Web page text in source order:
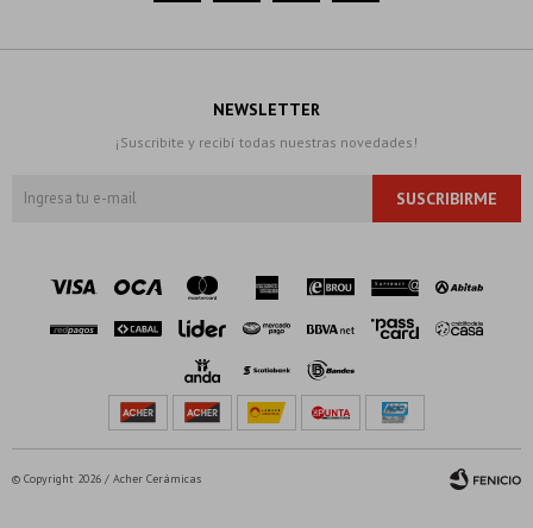
NEWSLETTER
¡Suscribite y recibí todas nuestras novedades!
SUSCRIBIRME
© Copyright 2026 / Acher Cerámicas